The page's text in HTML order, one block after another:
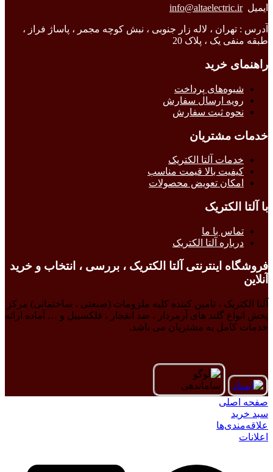
ایمیلinfo@altaelectric.ir
آدرس : تهران ، لاله زار جنوبی ، نبش کوچه مجمر ، پاساژ فراز ،
طبقه منفی یک ، پلاک 20
راهنمای خرید
شیوه‌های پرداخت
رویه ارسال سفارش
نحوه ثبت سفارش
خدمات مشتریان
خدمات آلتا الکتریک
کیفیت بالا قیمت مناسب
امکان تعویض محصولات
با آلتا الکتریک
تماس با ما
درباره آلتا الکتریک
فروشگاه اینترنتی آلتا الکتریک ، بررسی ، انتخاب و خرید
آنلاین
آلتا الکتریک ، تامین کننده کلیه ملزومات (صنعتی ، ساختمانی) مرکز
پخش انواع گلند های آرمردار ، ضد انفجار ، فلکسیبل و … آماده ارائه
خدمات کامل به مشتریان می باشد.
صفحه اصلی
سبد خرید
علاقه‌مندی‌ها
اعلانات